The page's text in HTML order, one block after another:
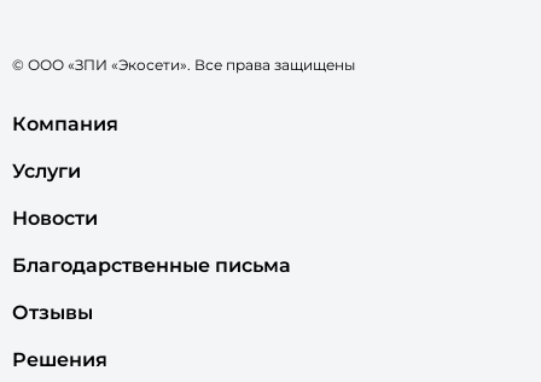
© ООО «ЗПИ «Экосети». Все права защищены
Компания
Услуги
Новости
Благодарственные письма
Отзывы
Решения